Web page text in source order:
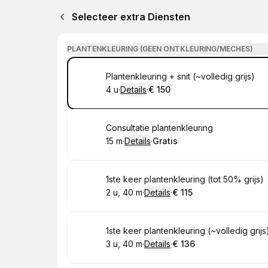
Selecteer extra Diensten
PLANTENKLEURING (GEEN ONTKLEURING/MÈCHES)
Boek
Plantenkleuring + snit (~volledig grijs)
. Duur:
4 u·Details·
.Prijs:
€ 150
Boek
Consultatie plantenkleuring
.Duur:
15 m·Details·
.Prijs:
Gratis
Boek
1ste keer plantenkleuring (tot 50% grijs)
. Duur :
2 u, 40 m·Details·
.Prijs:
€ 115
Boek
1ste keer plantenkleuring (~volledig
. Duur :
3 u, 40 m·Details·
.Prijs:
€ 136